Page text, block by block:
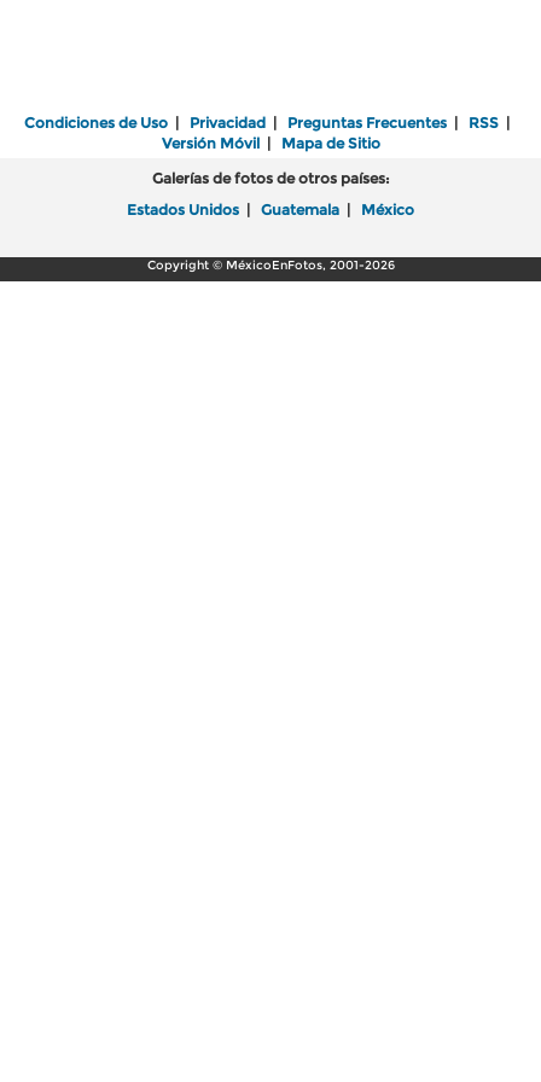
Condiciones de Uso | Privacidad | Preguntas Frecuentes | RSS |
Versión Móvil| Mapa de Sitio
Galerías de fotos de otros países:
Estados Unidos | Guatemala | México
Copyright © MéxicoEnFotos, 2001-2026